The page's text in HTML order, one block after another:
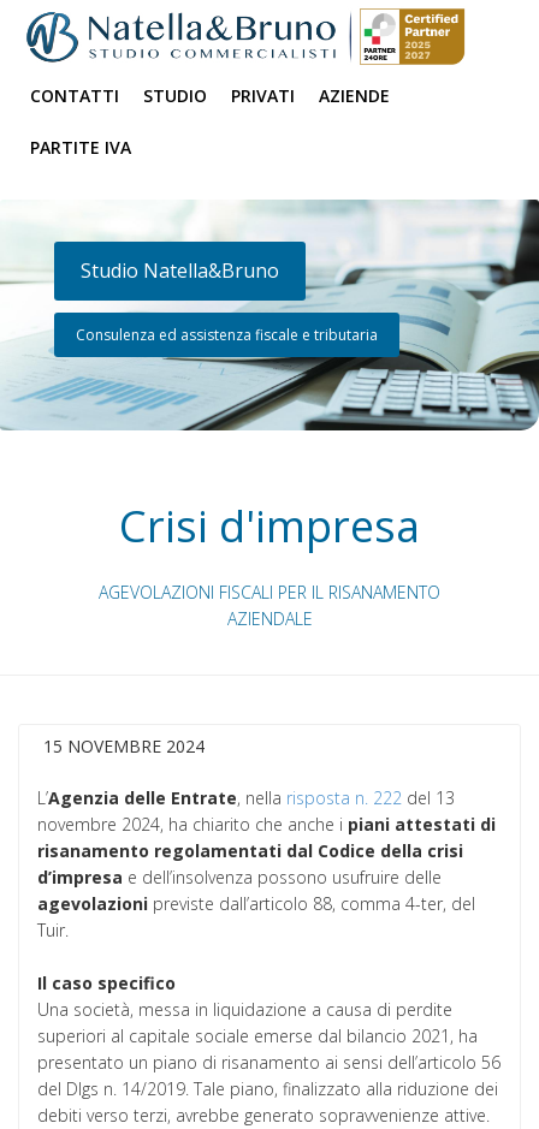
CONTATTI STUDIO PRIVATI AZIENDE
PARTITE IVA
Studio Natella&Bruno
Consulenza ed assistenza fiscale e tributaria
Crisi d'impresa
AGEVOLAZIONI FISCALI PER IL RISANAMENTO
AZIENDALE
15 NOVEMBRE 2024
L’Agenzia delle Entrate, nella risposta n. 222 del 13
novembre 2024, ha chiarito che anche i piani attestati di
risanamento regolamentati dal Codice della crisi
d’impresa e dell’insolvenza possono usufruire delle
agevolazioni previste dall’articolo 88, comma 4-ter, del
Tuir.
Il caso specifico
Una società, messa in liquidazione a causa di perdite
superiori al capitale sociale emerse dal bilancio 2021, ha
presentato un piano di risanamento ai sensi dell’articolo 56
del Dlgs n. 14/2019. Tale piano, finalizzato alla riduzione dei
debiti verso terzi, avrebbe generato sopravvenienze attive.